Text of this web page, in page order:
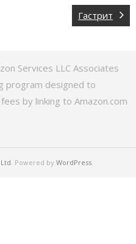
Гастрит
Services LLC Associates
program designed to
by linking to Amazon.com
. Powered by WordPress.